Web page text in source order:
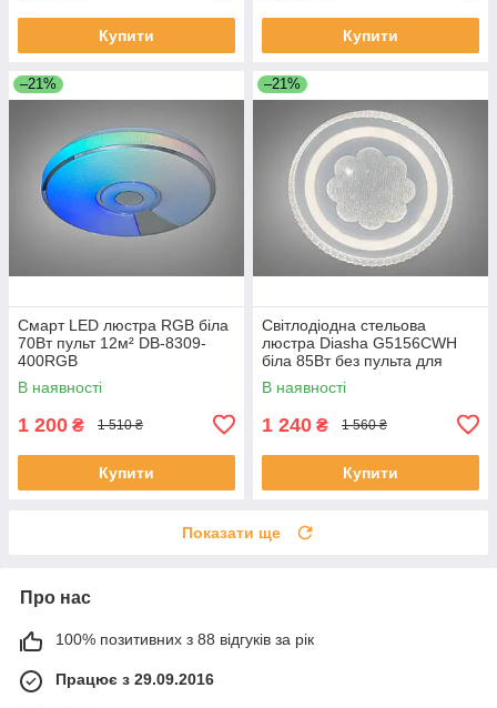
Купити Купити
–21%
Смарт LED люстра RGB біла
70Вт пульт 12м² DB-8309-
400RGB
В наявності
1 200 ₴ 1 510 ₴
Купити
–21%
Світлодіодна стельова
люстра Diasha G5156CWH
біла 85Вт без пульта для
вітальні WG5156/C WH
В наявності
1 240 ₴ 1 560 ₴
Купити
Показати ще
Про нас
100% позитивних з 88 відгуків за рік
Працює з 29.09.2016